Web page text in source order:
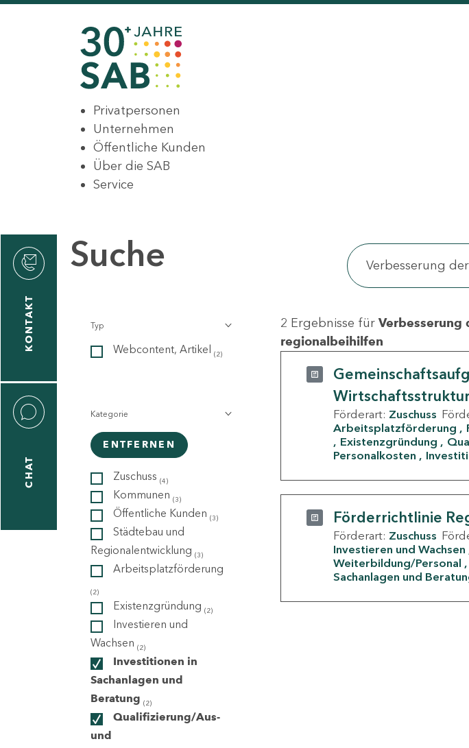
Privatpersonen
Unternehmen
Öffentliche Kunden
Über die SAB
Service
KONTAKT
CHAT
Suche
Typ
Webcontent, Artikel (2)
Kategorie
ENTFERNEN
Zuschuss (4)
Kommunen (3)
Öffentliche Kunden (3)
Städtebau und
Regionalentwicklung (3)
Arbeitsplatzförderung
(2)
Existenzgründung (2)
Investieren und
Wachsen (2)
Investitionen in
Sachanlagen und
Beratung (2)
Qualifizierung/Aus-
und
2 Ergebnisse für Verbesserung
regionalbeihilfen
Förderart: Zuschuss
Arbeitsplatzförderung
Existenzgründung
Personalkosten
Förderrichtlinie
Förderart: Zuschuss
Investieren und Wachsen
Weiterbildung/Personal
Sachanlagen und